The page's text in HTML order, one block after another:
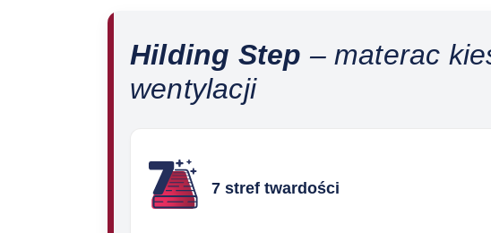
Hilding Step – materac
wentylacji
7 stref twardości